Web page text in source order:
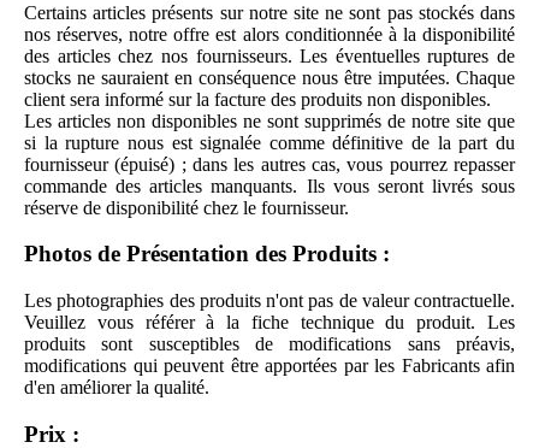
Certains articles présents sur notre site ne sont pas stockés dans
nos réserves, notre offre est alors conditionnée à la disponibilité
des articles chez nos fournisseurs. Les éventuelles ruptures de
stocks ne sauraient en conséquence nous être imputées. Chaque
client sera informé sur la facture des produits non disponibles.
Les articles non disponibles ne sont supprimés de notre site que
si la rupture nous est signalée comme définitive de la part du
fournisseur (épuisé) ; dans les autres cas, vous pourrez repasser
commande des articles manquants. Ils vous seront livrés sous
réserve de disponibilité chez le fournisseur.
Photos de Présentation des Produits :
Les photographies des produits n'ont pas de valeur contractuelle.
Veuillez vous référer à la fiche technique du produit. Les
produits sont susceptibles de modifications sans préavis,
modifications qui peuvent être apportées par les Fabricants afin
d'en améliorer la qualité.
Prix :